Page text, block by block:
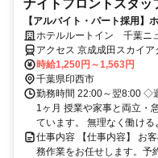
ナイトフロントスタッ
【アルバイト・パート採用】
未経験歓迎！接客スキルも身
ホテルルートイン 千葉ニ
アクセス 京成成田スカイア
徒歩約4分
時給1,250円～1,563円
千葉県印西市
勤務時間 22:00～翌8:00 ◇
1ヶ月 授業や家事と両立・
ています。 無理なく働ける
仕事内容 【仕事内容】 お
務作業をお任せします。予